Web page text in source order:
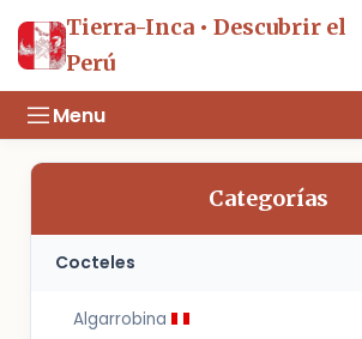
Tierra-Inca • Descubrir el
Perú
Menu
Categorías
Cocteles
Algarrobina